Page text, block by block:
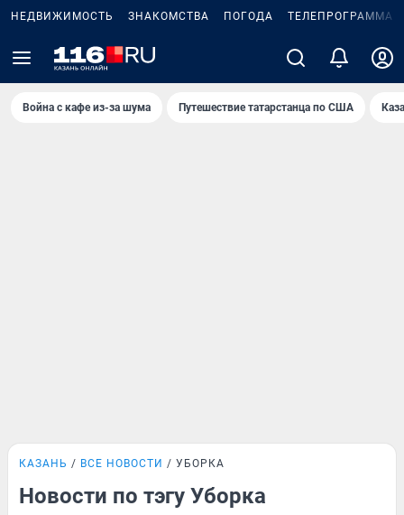
НЕДВИЖИМОСТЬ ЗНАКОМСТВА ПОГОДА ТЕЛЕПРОГРАММА
Война с кафе из-за шума Путешествие татарстанца по США
КАЗАНЬ ВСЕ НОВОСТИ УБОРКА
Новости по тэгу Уборка